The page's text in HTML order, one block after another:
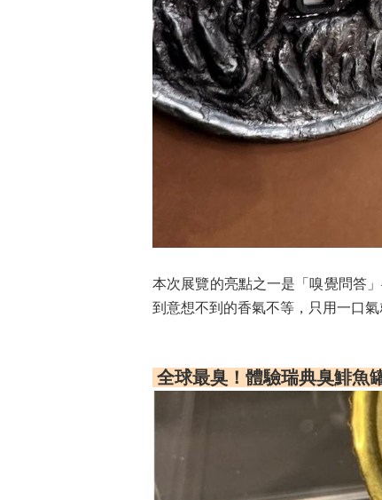
本次展覽的亮點之一是「嗅覺問答
到意想不到的香氣不等，只用一口
全球最臭！體驗瑞典臭鯡魚